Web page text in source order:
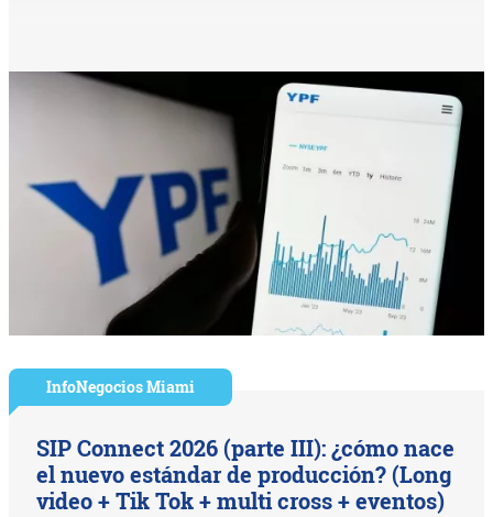
InfoNegocios Miami
SIP Connect 2026 (parte III): ¿cómo nace
el nuevo estándar de producción? (Long
video + Tik Tok + multi cross + eventos)